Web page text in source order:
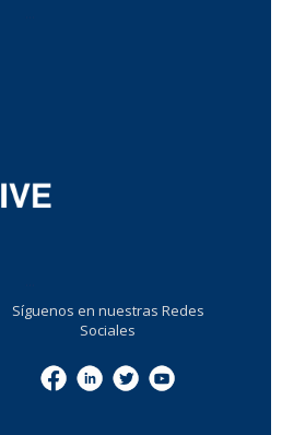
Síguenos en nuestras Redes
Sociales